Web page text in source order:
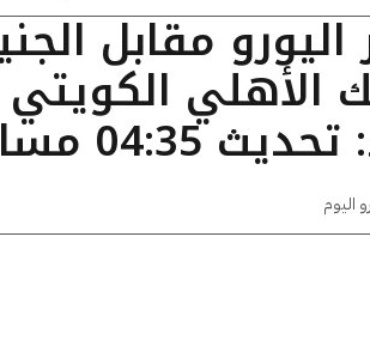
مقابل
الأهلي الكويتي
مساءًا
اليوم